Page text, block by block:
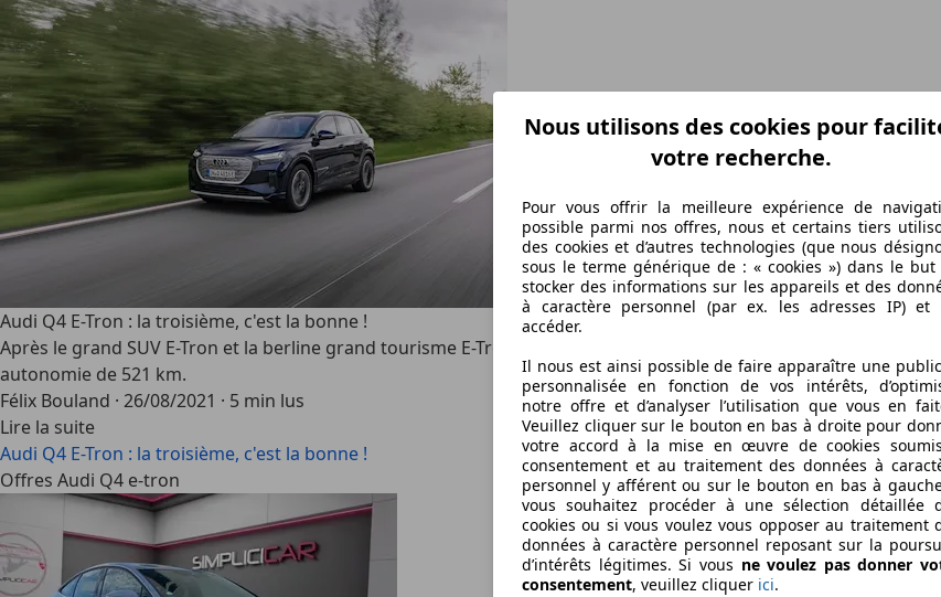
Audi Q4 E-Tron : la troisième, c'est la bonne !
Après le grand SUV E-Tron et la berline grand tourisme E-Tron GT, Audi lance son troisième modèle 100%
autonomie de 521 km.
Félix Bouland · 26/08/2021 · 5 min lus
Lire la suite
Audi Q4 E-Tron : la troisième, c'est la bonne !
Offres Audi Q4 e-tron
Nous utilisons des cookies pour
votre recherche.
Pour vous offrir la meilleure expérience de
possible parmi nos offres, nous et certains tiers
des cookies et d’autres technologies (que nous
sous le terme générique de : « cookies ») dans le but
stocker des informations sur les appareils et des
à caractère personnel (par ex. les adresses IP) et
accéder.
Il nous est ainsi possible de faire apparaître une
personnalisée en fonction de vos intérêts,
notre offre et d’analyser l’utilisation que vous en
Veuillez cliquer sur le bouton en bas à droite pour
votre accord à la mise en œuvre de cookies
consentement et au traitement des données à
personnel y afférent ou sur le bouton en bas à
vous souhaitez procéder à une sélection détaillée
cookies ou si vous voulez vous opposer au traitement
données à caractère personnel reposant sur la
d’intérêts légitimes. Si vous ne voulez pas donner
consentement, veuillez cliquer ici.